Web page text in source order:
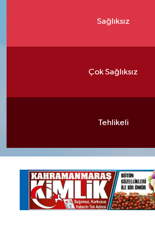
Sağlıksız
Çok Sağlıksız
Tehlikeli